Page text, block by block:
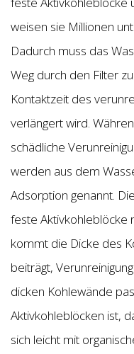
weisen sie Millionen
Dadurch muss das
Weg durch den Filter
Kontaktzeit des
verlängert wird.
schädliche
werden aus dem
Adsorption genannt.
feste Aktivkohleblöcke
kommt die Dicke des
beiträgt,
dicken Kohlewände
Aktivkohleblöcken ist,
sich leicht mit